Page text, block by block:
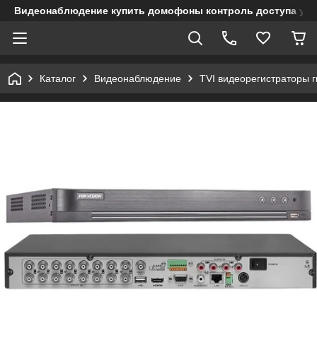
Видеонаблюдение купить домофоны контроль доступа
Каталог Видеонаблюдение TVI видеорегистраторы